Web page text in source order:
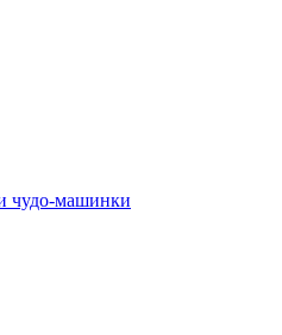
чудо-машинки